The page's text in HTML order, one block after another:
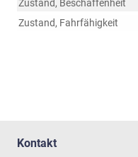
Zustand, Beschaffenheit
Zustand, Fahrfähigkeit
Kontakt